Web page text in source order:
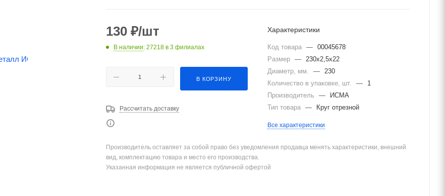
130 ₽/шт
В наличии: 27218 в 3 филиалах
В КОРЗИНУ
Рассчитать доставку
Характеристики
Код товара — 00045678
Размер — 230х2,5х22
Диаметр, мм.
— 230
Количество в упаковке, шт.
—
1
Производитель
—
ИСМА
Тип товара — Круг отрезной
Все характеристики
Производитель оставляет за собой право без уведомления продавца менять характеристики, внешний
вид, комплектацию товара и место его производства.
Указанная информация не является публичной офертой